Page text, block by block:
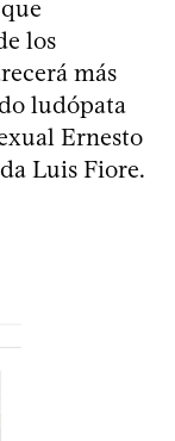
los
más
ludópata
Ernesto
Luis Fiore.